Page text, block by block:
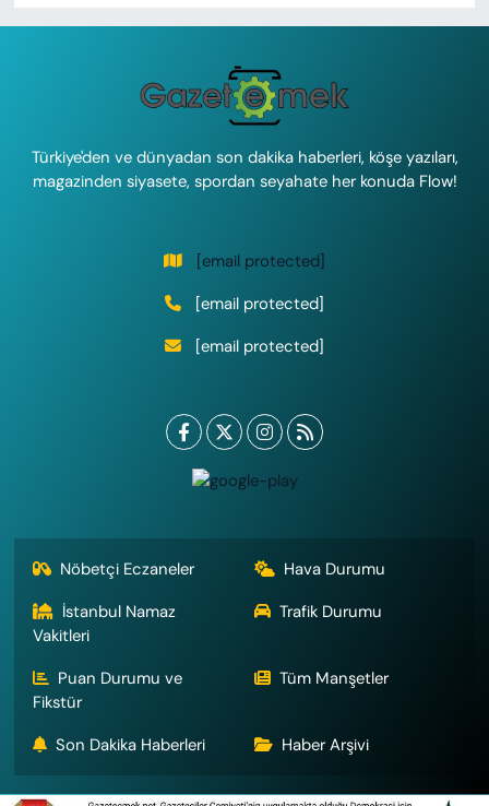
Türkiye'den ve dünyadan son dakika haberleri, köşe yazıları,
magazinden siyasete, spordan seyahate her konuda Flow!
[email protected]
[email protected]
[email protected]
Nöbetçi Eczaneler
Hava Durumu
İstanbul Namaz
Vakitleri
Trafik Durumu
Puan Durumu ve
Fikstür
Tüm Manşetler
Son Dakika Haberleri Haber Arşivi